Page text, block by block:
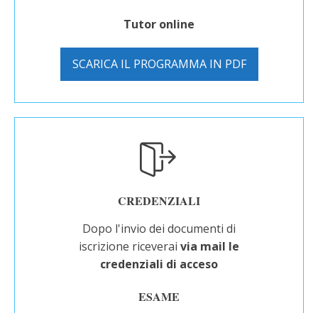
Tutor online
SCARICA IL PROGRAMMA IN PDF
CREDENZIALI
Dopo l'invio dei documenti di
iscrizione riceverai via mail le
credenziali di acceso
ESAME